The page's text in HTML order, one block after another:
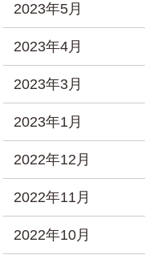
2023年5月
2023年4月
2023年3月
2023年1月
2022年12月
2022年11月
2022年10月